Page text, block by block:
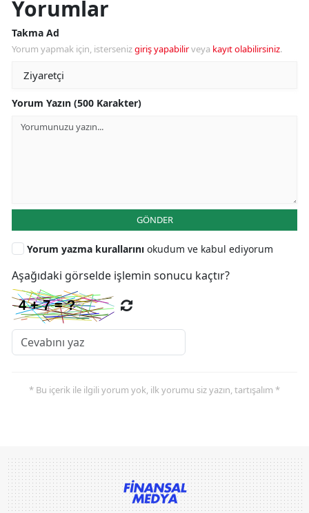
Yorumlar
Takma Ad
Yorum yapmak için, istersenizgiriş yapabilirveya kayıt olabilirsiniz.
Yorum Yazın (500 Karakter)
GÖNDER
Yorum yazma kurallarını okudum ve kabul ediyorum
Aşağıdaki görselde işlemin sonucu kaçtır?
* Bu içerik ile ilgili yorum yok, ilk yorumu siz yazın, tartışalım *